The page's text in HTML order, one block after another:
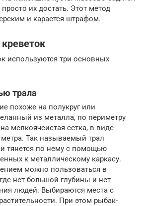
просто их достать. Этот метод
и карается штрафом.
используются три основных
трала
похоже на полукруг или
из металла, по периметру
мелкоячеистая сетка, в виде
Так называемый трал
и тянется по нему с помощью
к металлическому каркасу.
можно пользоваться в
нет большой глубины и нет
людей. Выбираются места с
При этом рыбак-